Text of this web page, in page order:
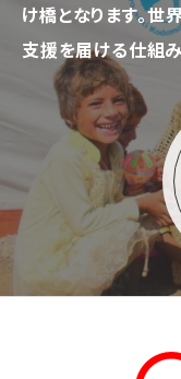
け橋となります。世
支援を届ける仕組